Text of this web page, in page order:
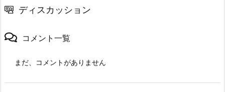
ディスカッション
コメント一覧
まだ、コメントがありません